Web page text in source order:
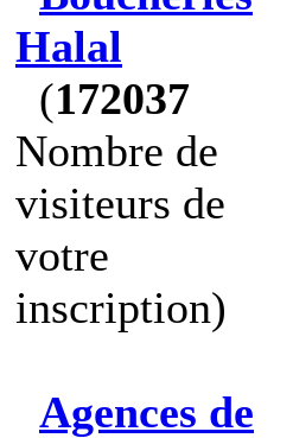
Halal
(172037
Nombre de
visiteurs de
votre
inscription)
Agences de